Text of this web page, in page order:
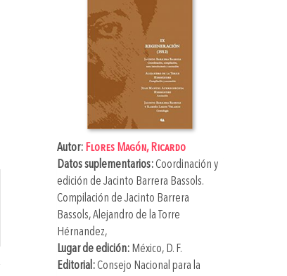
Autor: Flores Magón, Ricardo
Datos suplementarios:Coordinación y
edición de Jacinto Barrera Bassols.
Compilación de Jacinto Barrera
Bassols,Alejandro de la Torre
Hérnandez,
Lugar de edición: México, D. F.
Editorial:Consejo Nacional para la